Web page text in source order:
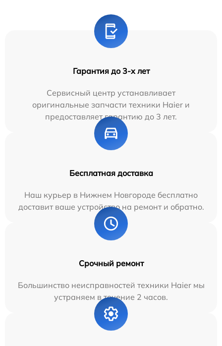
Гарантия до 3-х лет
Сервисный центр устанавливает
оригинальные запчасти техники Haier и
предоставляет гарантию до 3 лет.
Бесплатная доставка
Наш курьер в Нижнем Новгороде бесплатно
доставит ваше устройство на ремонт и обратно.
Срочный ремонт
Большинство неисправностей техники Haier мы
устраняем в течение 2 часов.